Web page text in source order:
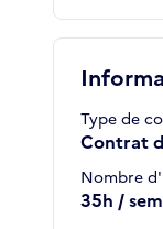
Type de
Contrat
Nombre
35h /